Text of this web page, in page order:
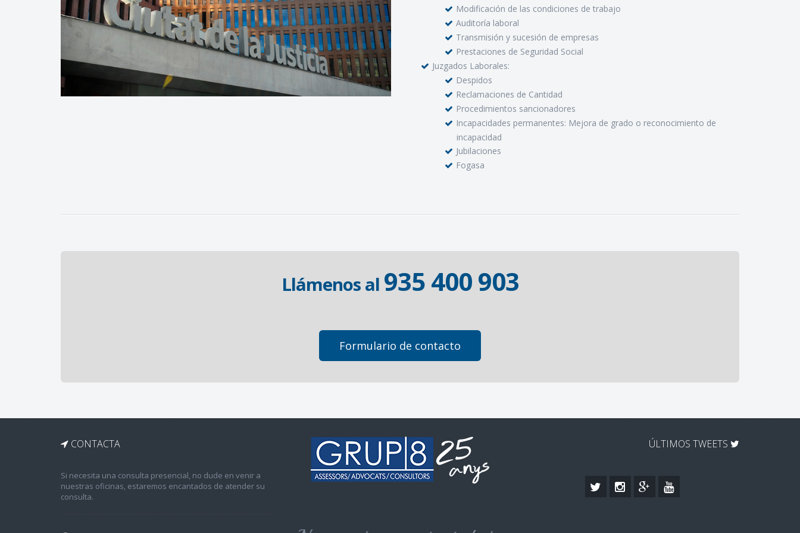
Modificación de las condiciones de trabajo
Auditoría laboral
Transmisión y sucesión de empresas
Prestaciones de Seguridad Social
Juzgados Laborales:
Despidos
Reclamaciones de Cantidad
Procedimientos sancionadores
Incapacidades permanentes: Mejora de grado o reconocimiento de
incapacidad
Jubilaciones
Fogasa
Llámenos al 935 400 903
Formulario de contacto
CONTACTA
Si necesita una consulta presencial, no dude en venir a
nuestras oficinas, estaremos encantados de atender su
consulta.
ÚLTIMOS TWEETS